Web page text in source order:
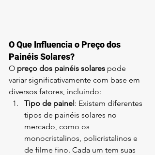
O Que Influencia o Preço dos
Painéis Solares?
O preço dos painéis solares pode
variar significativamente com base em
diversos fatores, incluindo:
Tipo de painel: Existem diferentes
tipos de painéis solares no
mercado, como os
monocristalinos, policristalinos e
de filme fino. Cada um tem suas